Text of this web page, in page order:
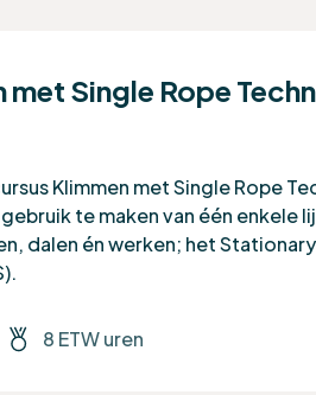
met Single Rope
Klimmen met Single Rope
gebruik te maken van één enkele
dalen én werken; het
8 ETW uren